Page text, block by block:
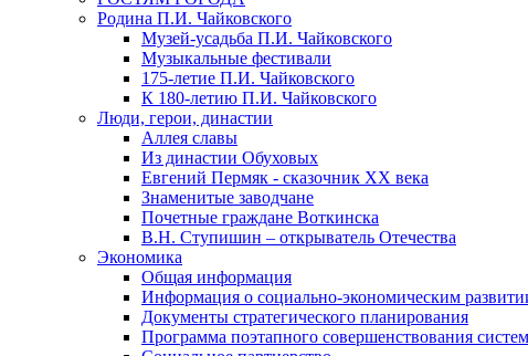
Родина П.И. Чайковского
Музей-усадьба П.И. Чайковского
Музыкальные фестивали
175-летие П.И. Чайковского
К 180-летию П.И. Чайковского
Люди, герои, династии
Аллея славы
Из династии Обуховых
Евгений Пермяк - сказочник XX века
Знаменитые заводчане
Почетные граждане Воткинска
В.Н. Ступишин – открыватель Отечества
Экономика
Общая информация
Информация о социально-экономическим
Документы стратегического планирования
Программа поэтапного совершенствования